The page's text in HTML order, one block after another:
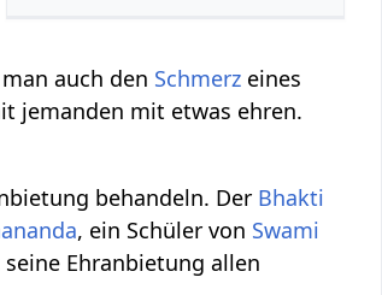
auch den Schmerz eines
jemanden mit etwas ehren.
behandeln. Der Bhakti
, ein Schüler von Swami
Ehranbietung allen